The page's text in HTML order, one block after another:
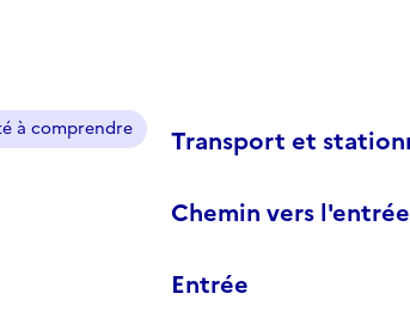
à comprendre
Transport et
Chemin vers l'entrée
Entrée